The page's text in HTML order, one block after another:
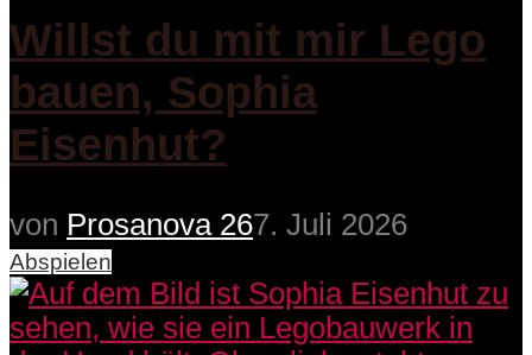
Willst du mit mir Lego
bauen, Sophia
Eisenhut?
von Prosanova 267. Juli 2026
Abspielen